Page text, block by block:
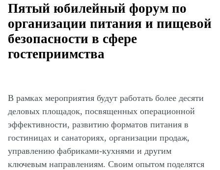
Пятый юбилейный форум по
организации питания и пищевой
безопасности в сфере
гостеприимства
В рамках мероприятия будут работать более десяти
деловых площадок, посвященных операционной
эффективности, развитию форматов питания в
гостиницах и санаториях, организации продаж,
управлению фабриками-кухнями и другим
ключевым направлениям. Своим опытом поделятся